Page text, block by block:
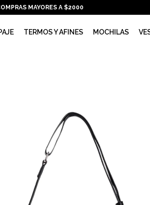
TERMOS Y AFINES MOCHILAS
MAYORES A $2000